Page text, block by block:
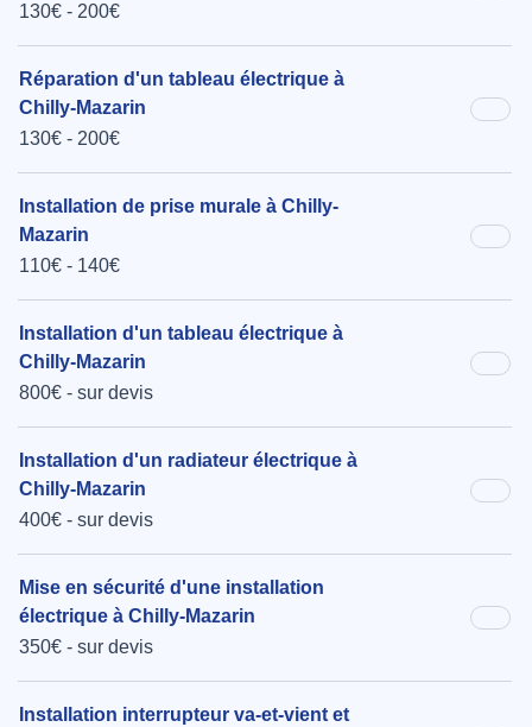
130€ - 200€
Réparation d'un tableau électrique à
Chilly-Mazarin
130€ - 200€
Installation de prise murale à Chilly-
Mazarin
110€ - 140€
Installation d'un tableau électrique à
Chilly-Mazarin
800€ - sur devis
Installation d'un radiateur électrique à
Chilly-Mazarin
400€ - sur devis
Mise en sécurité d'une installation
électrique à Chilly-Mazarin
350€ - sur devis
Installation interrupteur va-et-vient et